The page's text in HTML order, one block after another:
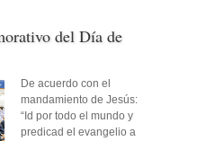
del Día de
De acuerdo con el
mandamiento de Jesús:
“Id por todo el mundo y
predicad el evangelio a